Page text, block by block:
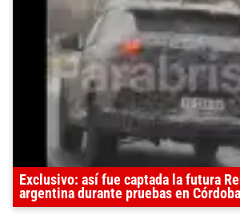
Exclusivo: así fue captada la futura
argentina durante pruebas en Córdoba